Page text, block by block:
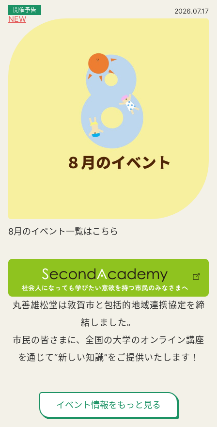
NEW
開催予告 2026.07.17
8月のイベント一覧はこちら
丸善雄松堂は敦賀市と包括的地域連携協定を締
結しました。
市民の皆さまに、全国の大学のオンライン講座
を通じて“新しい知識”をご提供いたします！
イベント情報をもっと見る